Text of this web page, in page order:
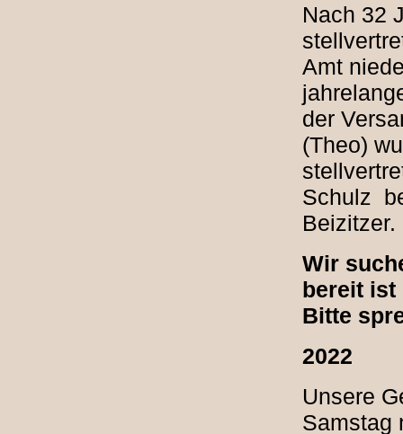
Nach 32
Amt
der
(Theo)
Schulz
Beizitzer.
Wir
bereit ist
Bitte
2022
Unsere
Samstag